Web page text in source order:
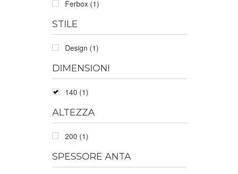
Ferbox (1)
STILE
Design (1)
DIMENSIONI
140 (1)
ALTEZZA
200 (1)
SPESSORE ANTA